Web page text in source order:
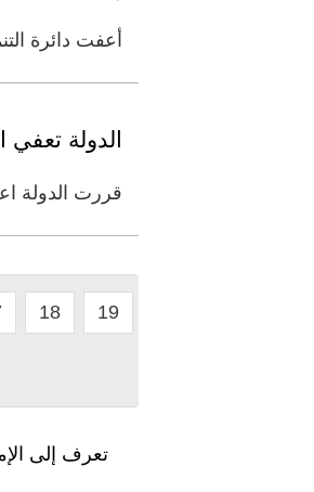
أعفت دائرة
الدولة
قررت الدولة
18 19
تعرف إلى